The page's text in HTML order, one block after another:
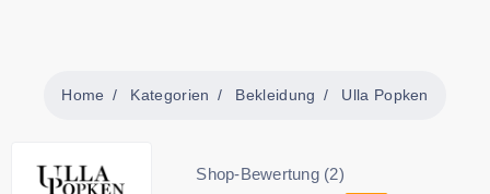
Home Kategorien Bekleidung Ulla Popken
Shop-Bewertung (2)